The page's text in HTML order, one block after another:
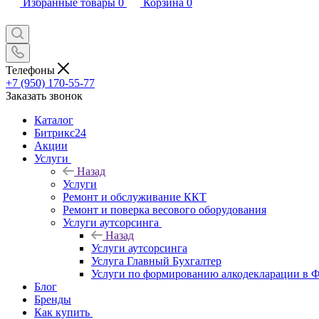
Избранные товары 0 Корзина 0
Телефоны
+7 (950) 170-55-77
Заказать звонок
Каталог
Битрикс24
Акции
Услуги
Назад
Услуги
Ремонт и обслуживание ККТ
Ремонт и поверка весового оборудования
Услуги аутсорсинга
Назад
Услуги аутсорсинга
Услуга Главный Бухгалтер
Услуги по формированию алкодекларации в
Блог
Бренды
Как купить